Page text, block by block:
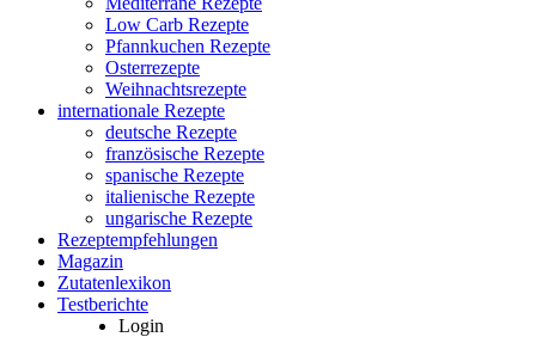
Low Carb Rezepte
Pfannkuchen Rezepte
Osterrezepte
Weihnachtsrezepte
internationale Rezepte
deutsche Rezepte
französische Rezepte
spanische Rezepte
italienische Rezepte
ungarische Rezepte
Rezeptempfehlungen
Magazin
Zutatenlexikon
Testberichte
Login